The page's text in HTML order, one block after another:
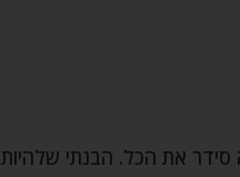
סידר את הכל. הבנתי שלהיות